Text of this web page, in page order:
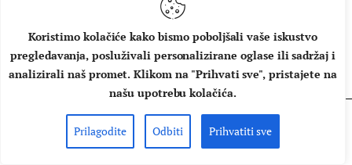
Koristimo kolačiće kako bismo poboljšali vaše iskustvo
pregledavanja, posluživali personalizirane oglase ili sadržaj i
analizirali naš promet. Klikom na "Prihvati sve", pristajete na
našu upotrebu kolačića.
Prilagodite Odbiti Prihvatiti sve
O NAMA IMPRESSUM UVJETI KORIŠTENJA
Copyright © 2026 Music Box - All rights reserved.